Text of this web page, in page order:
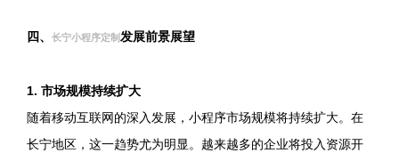
四、 长宁小程序定制 发展前景展望
1. 市场规模持续扩大
随着移动互联网的深入发展，小程序市场规模将持续扩大。在
长宁地区，这一趋势尤为明显。越来越多的企业将投入资源开